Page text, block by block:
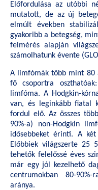
Előfordulása az utóbbi
mutatott, de az új
elmúlt években
gyakoribb a betegség,
felmérés alapján
számolhatunk évente
A limfómák több mint 80
fő csoportra
limfóma. A Hodgkin-
van, és leginkább fiatal
fordul elő. Az összes
90%-a) non-Hodgkin
idősebbeket érinti. A
Előbbiek világszerte 25
tehetők felelőssé éves
már egy jól kezelhető
centrumokban 80-
aránya.